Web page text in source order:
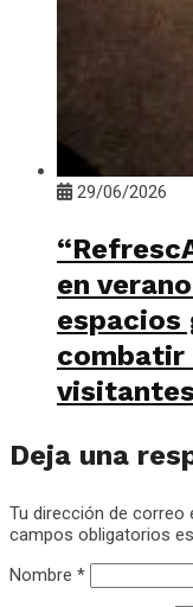
29/06/2026
en
combatir
Deja una
Tu dirección de correo
campos obligatorios
Nombre *